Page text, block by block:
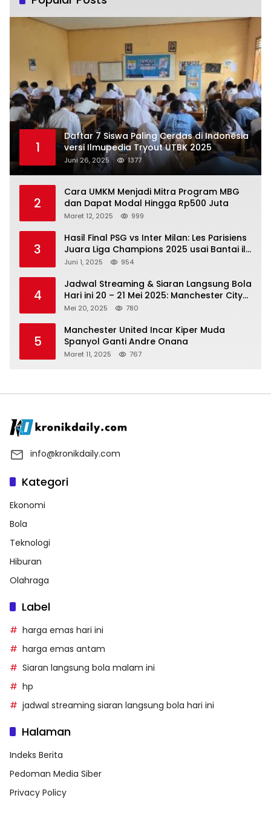
1
Daftar 7 Siswa Paling Cerdas di Indonesia
versi Ilmupedia Tryout UTBK 2025
Juni 26, 2025 1377
2
Cara UMKM Menjadi Mitra Program MBG
dan Dapat Modal Hingga Rp500 Juta
Maret 12, 2025 999
3
Hasil Final PSG vs Inter Milan: Les Parisiens
Juara Liga Champions 2025 usai Bantai il
Nerazzurri
Juni 1, 2025 954
4
Jadwal Streaming & Siaran Langsung Bola
Hari ini 20 – 21 Mei 2025: Manchester City
vs Bournemouth
Mei 20, 2025 780
5
Manchester United Incar Kiper Muda
Spanyol Ganti Andre Onana
Maret 11, 2025 767
info@kronikdaily.com
Kategori
Ekonomi
Bola
Teknologi
Hiburan
Olahraga
Label
harga emas hari ini
harga emas antam
Siaran langsung bola malam ini
hp
jadwal streaming siaran langsung bola hari ini
Halaman
Indeks Berita
Pedoman Media Siber
Privacy Policy